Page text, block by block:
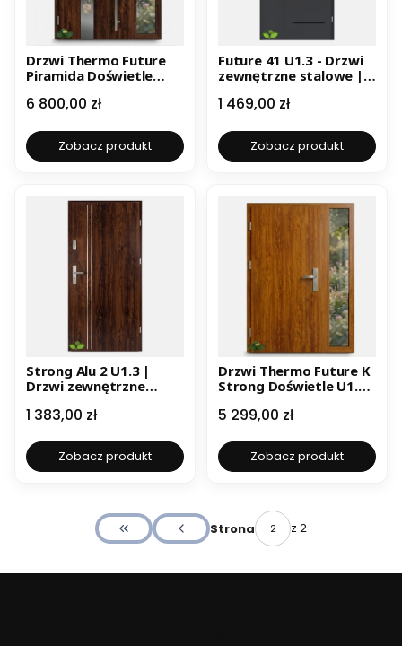
Drzwi Thermo Future
Piramida Doświetle
zewnętrzne stalowe |
Cena
6 800,00 zł
Zobacz produkt
Future 41 U1.3 - Drzwi
zewnętrzne stalowe |
Cena
1 469,00 zł
Zobacz produkt
Strong Alu 2 U1.3 |
Drzwi zewnętrzne
powietrze | Ż
Cena
1 383,00 zł
Zobacz produkt
Drzwi Thermo Future K
Strong Doświetle U1.2
stalowe | Czyste
Cena
5 299,00 zł
Zobacz produkt
Wróć do pierwszej strony z produktami
Strona z 2